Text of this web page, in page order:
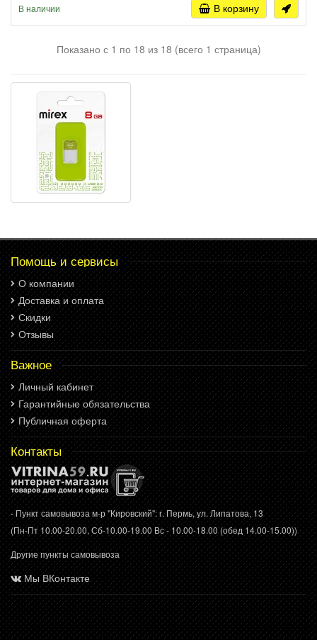
В наличии В корзину
Показано с 1 по 18 из 18 (всего 1 страница)
Помощь и сервисы
О компании
Доставка и оплата
Скидки
Отзывы
Важное
Личный кабинет
Гарантийные обязательства
Публичная оферта
Контакты
- Пункт самовывоза м-р "Кировский": г. Пермь, ул. Липатова, 13
(Пн-Пт 10.00-20.00, Сб-10.00-19.00 Вс - 10.00-18.00 (обед 14.00-15.00))
Другие пункты самовывоза
Мы ВКонтакте